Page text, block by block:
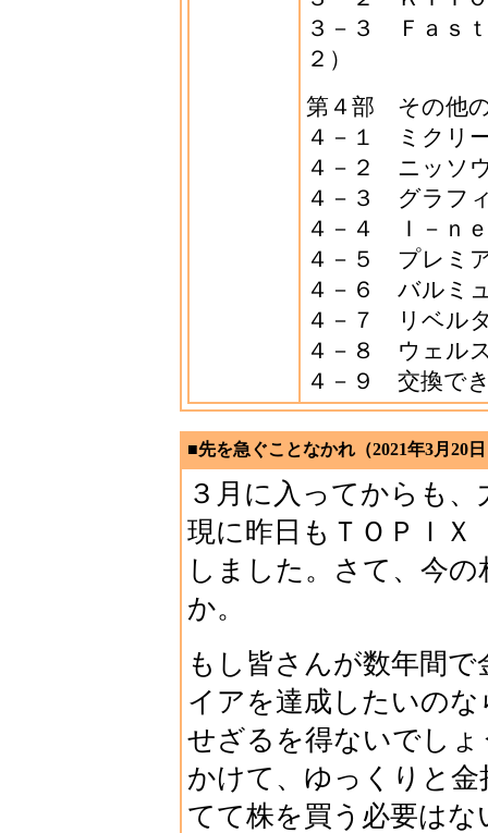
３－３ Ｆａｓ
２）
第４部 その他
４－１ ミクリ
４－２ ニッソ
４－３ グラフ
４－４ Ｉ－ｎ
４－５ プレミ
４－６ バルミ
４－７ リベル
４－８ ウェル
４－９ 交換で
■先を急ぐことなかれ （2021年3月20
３月に入ってからも
現に昨日もＴＯＰＩＸ
しました。さて、今
か。
もし皆さんが数年間
イアを達成したいの
せざるを得ないでし
かけて、ゆっくりと
てて株を買う必要は